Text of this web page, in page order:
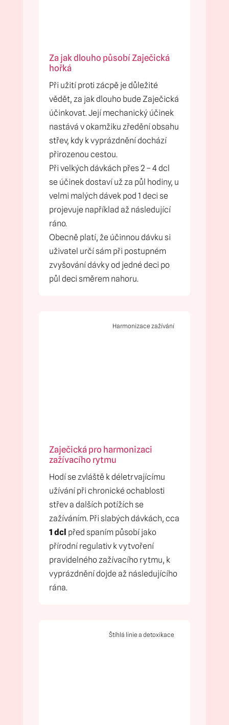
Za jak dlouho působí Zaječická
hořká
Při užití proti zácpě je důležité
vědět, za jak dlouho bude Zaječická
účinkovat. Její mechanický účinek
nastává v okamžiku zředění obsahu
střev, kdy k vyprázdnění dochází
přirozenou cestou.
Při velkých dávkách přes 2 – 4 dcl
se účinek dostaví už za půl hodiny, u
velmi malých dávek pod 1 deci se
projevuje například až následující
ráno.
Obecně platí, že účinnou dávku si
uživatel určí sám při postupném
zvyšování dávky od jedné deci po
půl deci směrem nahoru.
Harmonizace zažívání
Zaječická pro harmonizaci
zažívacího rytmu
Hodí se zvláště k déletrvajícímu
užívání při chronické ochablosti
střev a dalších potížích se
zažíváním. Při slabých dávkách, cca
1 dcl před spaním působí jako
přírodní regulativ k vytvoření
pravidelného zažívacího rytmu, k
vyprázdnění dojde až následujícího
rána.
Štíhlá linie a detoxikace